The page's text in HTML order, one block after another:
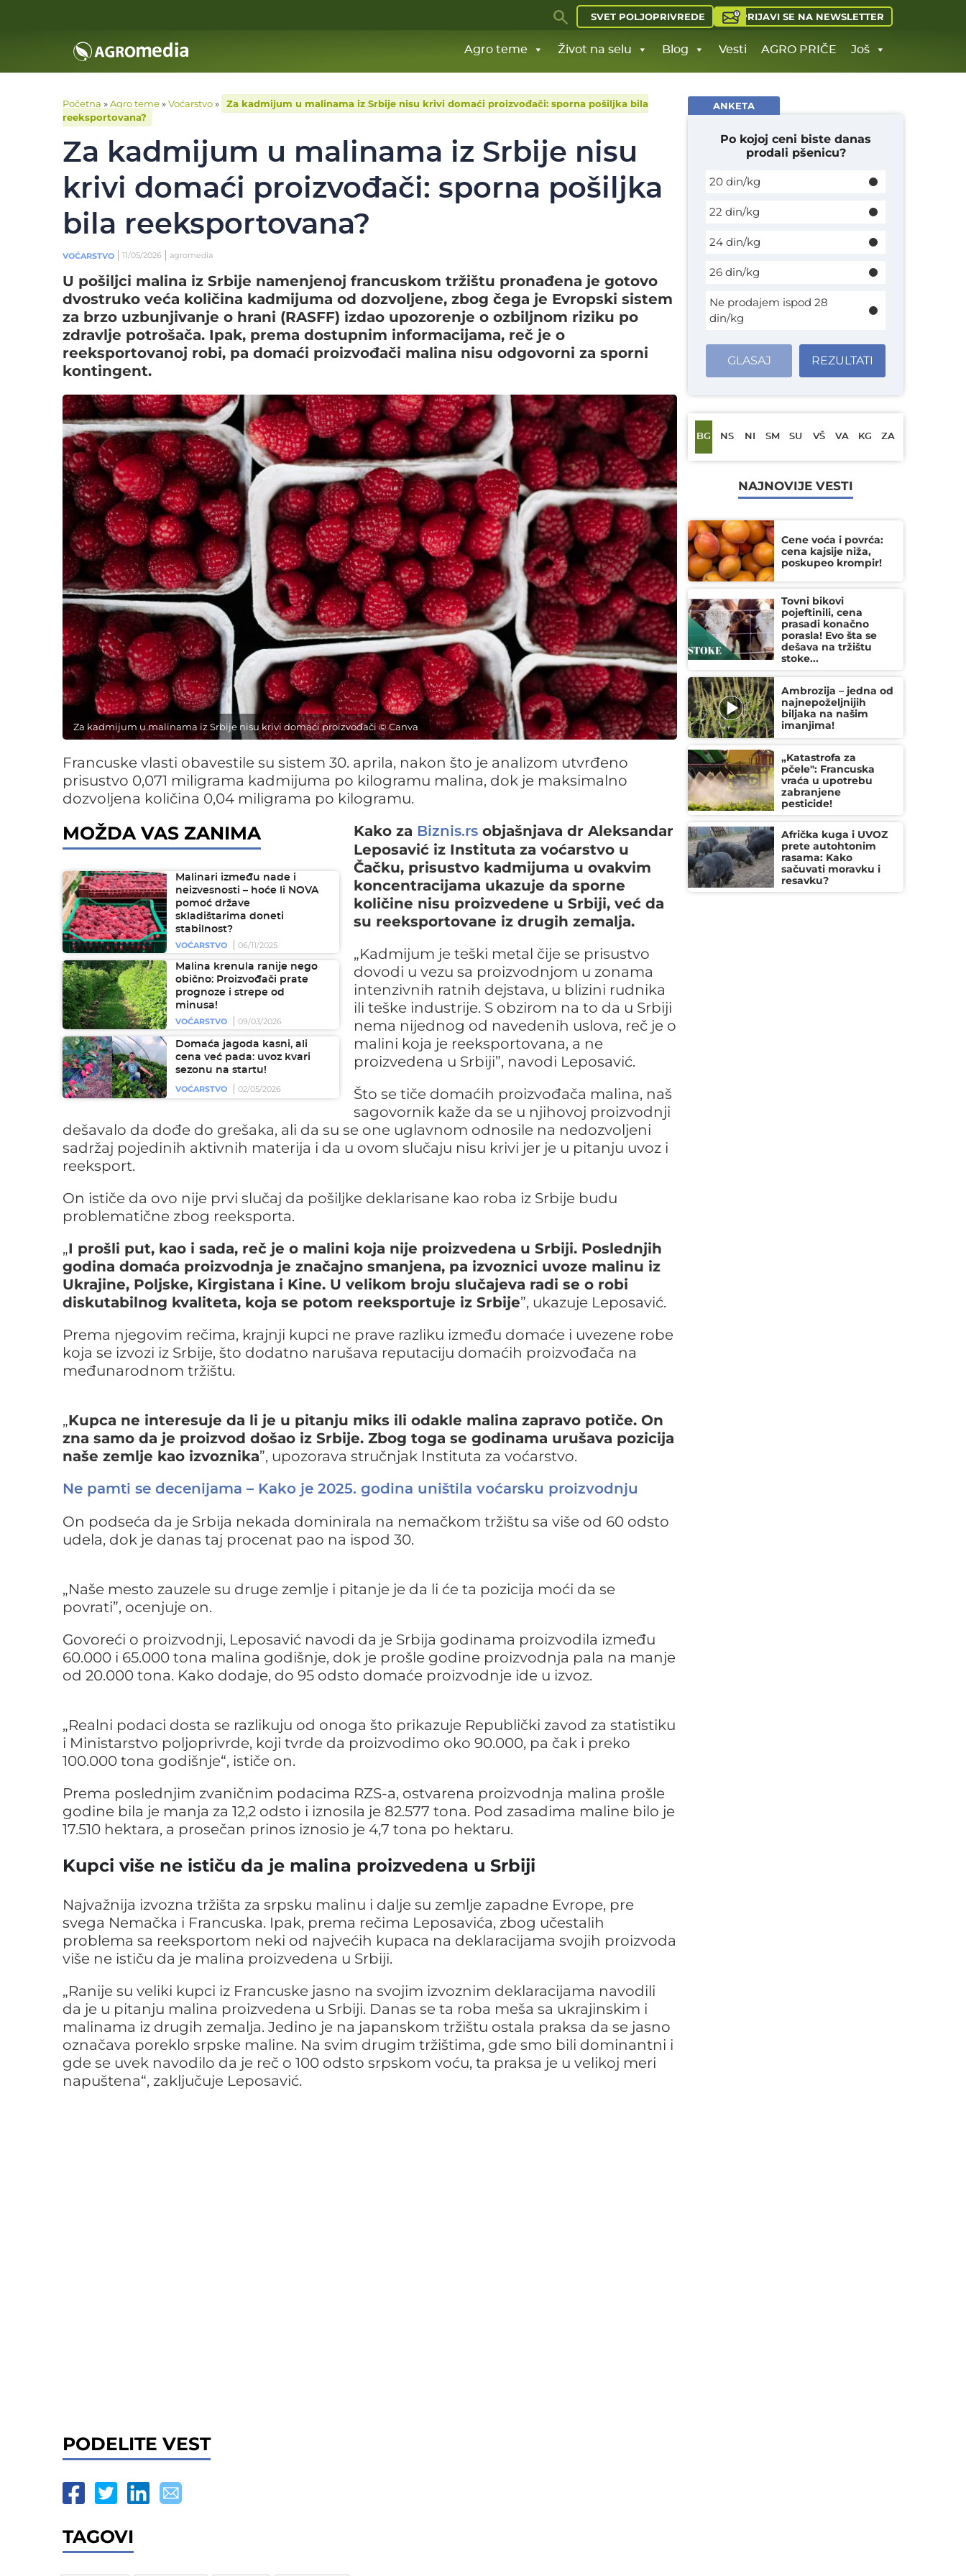
SVET POLJOPRIVREDE PRIJAVI SE NA NEWSLETTER
Agro teme Život na selu Blog Vesti AGRO PRIČE Još
Početna »Agro teme»Voćarstvo»
Za kadmijum u malinama iz Srbije nisu krivi domaći proizvođači: sporna pošiljka bila
reeksportovana?
Za kadmijum u malinama iz Srbije nisu
krivi domaći proizvođači: sporna pošiljka
bila reeksportovana?
VOĆARSTVO 11/05/2026 agromedia
U pošiljci malina iz Srbije namenjenoj francuskom tržištu pronađena je gotovo
dvostruko veća količina kadmijuma od dozvoljene, zbog čega je Evropski sistem
za brzo uzbunjivanje o hrani (RASFF) izdao upozorenje o ozbiljnom riziku po
zdravlje potrošača. Ipak, prema dostupnim informacijama, reč je o
reeksportovanoj robi, pa domaći proizvođači malina nisu odgovorni za sporni
kontingent.
Za kadmijum u malinama iz Srbije nisu krivi domaći proizvođači © Canva
Francuske vlasti obavestile su sistem 30. aprila, nakon što je analizom utvrđeno
prisustvo 0,071 miligrama kadmijuma po kilogramu malina, dok je maksimalno
dozvoljena količina 0,04 miligrama po kilogramu.
MOŽDA VAS ZANIMA
Malinari između nade i
neizvesnosti – hoće li NOVA
pomoć države
skladištarima doneti
stabilnost?
VOĆARSTVO
06/11/2025
Malina krenula ranije nego
obično: Proizvođači prate
prognoze i strepe od
minusa!
VOĆARSTVO
09/03/2026
Domaća jagoda kasni, ali
cena već pada: uvoz kvari
sezonu na startu!
VOĆARSTVO
02/05/2026
Kako za Biznis.rsobjašnjava dr Aleksandar
Leposavić iz Instituta za voćarstvo u
Čačku, prisustvo kadmijuma u ovakvim
koncentracijama ukazuje da sporne
količine nisu proizvedene u Srbiji, već da
su reeksportovane iz drugih zemalja.
„Kadmijum je teški metal čije se prisustvo
dovodi u vezu sa proizvodnjom u zonama
intenzivnih ratnih dejstava, u blizini rudnika
ili teške industrije. S obzirom na to da u Srbiji
nema nijednog od navedenih uslova, reč je o
malini koja je reeksportovana, a ne
proizvedena u Srbiji”, navodi Leposavić.
Što se tiče domaćih proizvođača malina, naš
sagovornik kaže da se u njihovoj proizvodnji
dešavalo da dođe do grešaka, ali da su se one uglavnom odnosile na nedozvoljeni
sadržaj pojedinih aktivnih materija i da u ovom slučaju nisu krivi jer je u pitanju uvoz i
reeksport.
On ističe da ovo nije prvi slučaj da pošiljke deklarisane kao roba iz Srbije budu
problematične zbog reeksporta.
„I prošli put, kao i sada, reč je o malini koja nije proizvedena u Srbiji. Poslednjih
godina domaća proizvodnja je značajno smanjena, pa izvoznici uvoze malinu iz
Ukrajine, Poljske, Kirgistana i Kine. U velikom broju slučajeva radi se o robi
diskutabilnog kvaliteta, koja se potom reeksportuje iz Srbije”, ukazuje Leposavić.
Prema njegovim rečima, krajnji kupci ne prave razliku između domaće i uvezene robe
koja se izvozi iz Srbije, što dodatno narušava reputaciju domaćih proizvođača na
međunarodnom tržištu.
„Kupca ne interesuje da li je u pitanju miks ili odakle malina zapravo potiče. On
zna samo da je proizvod došao iz Srbije. Zbog toga se godinama urušava pozicija
naše zemlje kao izvoznika”, upozorava stručnjak Instituta za voćarstvo.
Ne pamti se decenijama – Kako je 2025. godina uništila voćarsku proizvodnju
On podseća da je Srbija nekada dominirala na nemačkom tržištu sa više od 60 odsto
udela, dok je danas taj procenat pao na ispod 30.
„Naše mesto zauzele su druge zemlje i pitanje je da li će ta pozicija moći da se
povrati”, ocenjuje on.
Govoreći o proizvodnji, Leposavić navodi da je Srbija godinama proizvodila između
60.000 i 65.000 tona malina godišnje, dok je prošle godine proizvodnja pala na manje
od 20.000 tona. Kako dodaje, do 95 odsto domaće proizvodnje ide u izvoz.
„Realni podaci dosta se razlikuju od onoga što prikazuje Republički zavod za statistiku
i Ministarstvo poljoprivrde, koji tvrde da proizvodimo oko 90.000, pa čak i preko
100.000 tona godišnje“, ističe on.
Prema poslednjim zvaničnim podacima RZS-a, ostvarena proizvodnja malina prošle
godine bila je manja za 12,2 odsto i iznosila je 82.577 tona. Pod zasadima maline bilo je
17.510 hektara, a prosečan prinos iznosio je 4,7 tona po hektaru.
Kupci više ne ističu da je malina proizvedena u Srbiji
Najvažnija izvozna tržišta za srpsku malinu i dalje su zemlje zapadne Evrope, pre
svega Nemačka i Francuska. Ipak, prema rečima Leposavića, zbog učestalih
problema sa reeksportom neki od najvećih kupaca na deklaracijama svojih proizvoda
više ne ističu da je malina proizvedena u Srbiji.
„Ranije su veliki kupci iz Francuske jasno na svojim izvoznim deklaracijama navodili
da je u pitanju malina proizvedena u Srbiji. Danas se ta roba meša sa ukrajinskim i
malinama iz drugih zemalja. Jedino je na japanskom tržištu ostala praksa da se jasno
označava poreklo srpske maline. Na svim drugim tržištima, gde smo bili dominantni i
gde se uvek navodilo da je reč o 100 odsto srpskom voću, ta praksa je u velikoj meri
napuštena“, zaključuje Leposavić.
PODELITE VEST
TAGOVI
ANKETA
Po kojoj ceni biste danas
prodali pšenicu?
20 din/kg
22 din/kg
24 din/kg
26 din/kg
Ne prodajem ispod 28
din/kg
GLASAJ REZULTATI
BG NS NI SM SU VŠ VA KG ZA
NAJNOVIJE VESTI
Cene voća i povrća:
cena kajsije niža,
poskupeo krompir!
Tovni bikovi
pojeftinili, cena
prasadi konačno
porasla! Evo šta se
dešava na tržištu
stoke...
Ambrozija – jedna od
najnepoželjnijih
biljaka na našim
imanjima!
„Katastrofa za
pčele": Francuska
vraća u upotrebu
zabranjene
pesticide!
Afrička kuga i UVOZ
prete autohtonim
rasama: Kako
sačuvati moravku i
resavku?